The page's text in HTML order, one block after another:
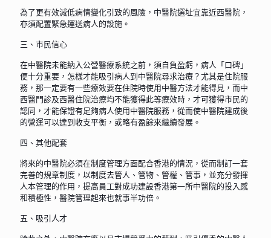
為了更有效減低病情變化引致的風險，中醫院選址宜靠近西醫院，
亦須配置緊急運送病人的設施。
三、市民信心
在中醫院未能納入公營醫療系統之前，須自負盈虧，病人「口碑」
便十分重要，怎樣才能吸引病人到中醫院尋求治療？尤其是住院服
務，那一定要有一些療效要在住院時使用中醫方法才能得見，而中
西醫門診及西醫住院治療均不能獲得此等療效時，才可獲得市民的
認同，才能保證有足夠病人使用中醫院服務，從而使中醫院建成後
的營運可以達到收支平衡，或略有盈餘來繼續發展。
四、其他配套
將來的中醫院必須在制度管理方面配合香港的情況，從而制訂一套
完善的規章制度，以制度去管人、管物、管權、管事，並充分發揮
人本管理的作用，提高員工對成功建設香港第一所中醫院的投入感
和積極性，醫院管理起來也就事半功倍。
五、吸引人才